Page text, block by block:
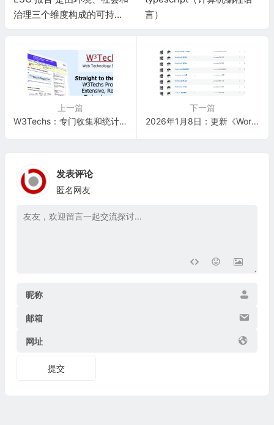
治理三个维度构成的可持续
言）
上一篇
W3Techs：专门收集和统计全球各类网站技术数据的网站
下一篇
2026年1月8日：更新《WordPress市场调研及应用报告》wordpress优秀主题推荐
发表评论
匿名网友
昵称
邮箱
网址
提交